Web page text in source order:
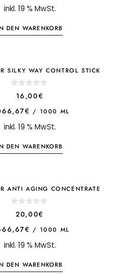
f
inkl. 19 % MwSt.
DEN WARENKORB
SILKY WAY CONTROL STICK
t
f
16,00€
€ / 1000 ML
inkl. 19 % MwSt.
DEN WARENKORB
ANTI AGING CONCENTRATE
t
f
20,00€
€ / 1000 ML
inkl. 19 % MwSt.
DEN WARENKORB